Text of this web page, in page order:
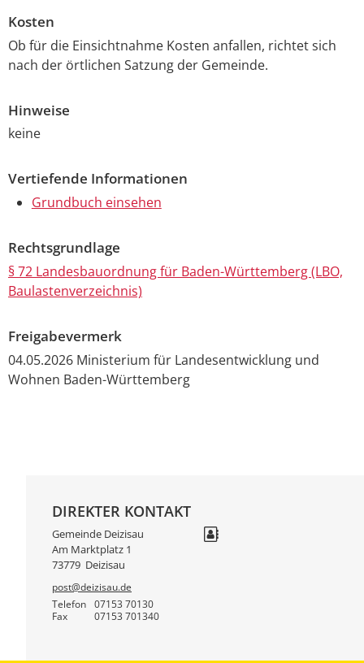
Kosten
Ob für die Einsichtnahme Kosten anfallen, richtet sich
nach der örtlichen Satzung der Gemeinde.
Hinweise
keine
Vertiefende Informationen
Grundbuch einsehen
Rechtsgrundlage
§ 72 Landesbauordnung für Baden-Württemberg (LBO,
Baulastenverzeichnis)
Freigabevermerk
04.05.2026 Ministerium für Landesentwicklung und
Wohnen Baden-Württemberg
DIREKTER KONTAKT
Gemeinde Deizisau
Am Marktplatz 1
73779 Deizisau
post@deizisau.de
Telefon
07153 70130
Fax 07153 701340